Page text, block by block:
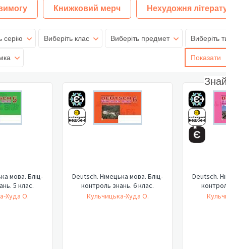
Книжковий мерч Нехудожня
серію Виберіть клас Виберіть предмет Виберіть
Показати
мова. Бліц-
5 клас.
Худа О.
Deutsch. Німецька мова. Бліц-
контроль знань. 6 клас.
Кульчицька-Худа О.
Deutsch.